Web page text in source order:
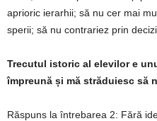
aprioric ierarhii; să nu cer mai
sperii; să nu contrariez prin
Trecutul istoric al elevilor e
împreună și mă străduiesc să
Răspuns la întrebarea 2: Fără